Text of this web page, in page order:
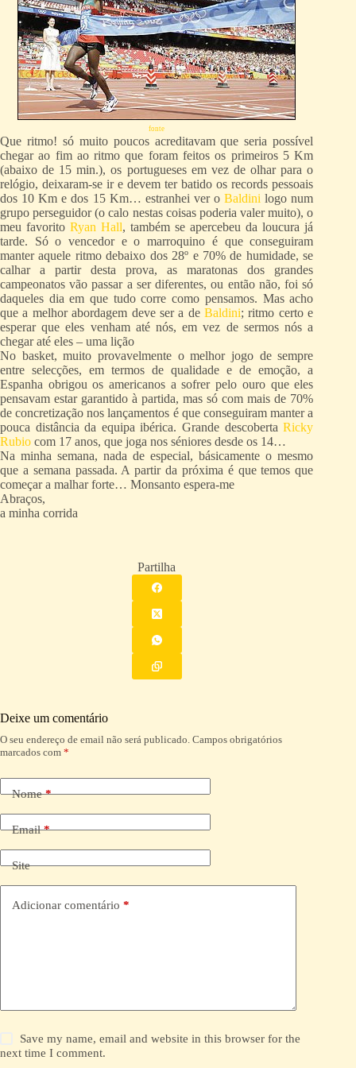
fonte
Que ritmo! só muito poucos acreditavam que seria possível
chegar ao fim ao ritmo que foram feitos os primeiros 5 Km
(abaixo de 15 min.), os portugueses em vez de olhar para o
relógio, deixaram-se ir e devem ter batido os records pessoais
dos 10 Km e dos 15 Km… estranhei ver oBaldini logo num
grupo perseguidor (o calo nestas coisas poderia valer muito), o
meu favoritoRyan Hall, também se apercebeu da loucura já
tarde. Só o vencedor e o marroquino é que conseguiram
manter aquele ritmo debaixo dos 28º e 70% de humidade, se
calhar a partir desta prova, as maratonas dos grandes
campeonatos vão passar a ser diferentes, ou então não, foi só
daqueles dia em que tudo corre como pensamos. Mas acho
que a melhor abordagem deve ser a deBaldini; ritmo certo e
esperar que eles venham até nós, em vez de sermos nós a
chegar até eles – uma lição
No basket, muito provavelmente o melhor jogo de sempre
entre selecções, em termos de qualidade e de emoção, a
Espanha obrigou os americanos a sofrer pelo ouro que eles
pensavam estar garantido à partida, mas só com mais de 70%
de concretização nos lançamentos é que conseguiram manter a
pouca distância da equipa ibérica. Grande descobertaRicky
Rubio com 17 anos, que joga nos séniores desde os 14…
Na minha semana, nada de especial, básicamente o mesmo
que a semana passada. A partir da próxima é que temos que
começar a malhar forte… Monsanto espera-me
Abraços,
a minha corrida
Partilha
Deixe um comentário
O seu endereço de email não será publicado. Campos obrigatórios
marcados com *
Nome*
Email*
Site
Adicionar comentário *
Save my name, email and website in this browser for the
next time I comment.
A
l
r
n
v
e